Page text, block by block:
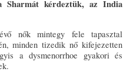
Sharmát kérdeztük, az India
nők mintegy fele tapasztal
minden tizedik nő kifejezetten
a dysmenorrhoe gyakori és